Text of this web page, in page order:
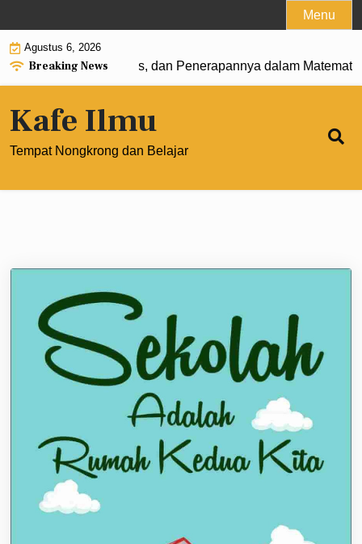
to
content
Menu
Agustus 6, 2026
Breaking NewsRumus, dan Penerapannya dalam Matematika
Kafe Ilmu
Tempat Nongkrong dan Belajar